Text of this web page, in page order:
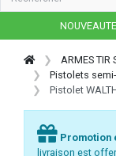
ARMES TIR
Pistolets
Pistolet
Promotion
livraison est